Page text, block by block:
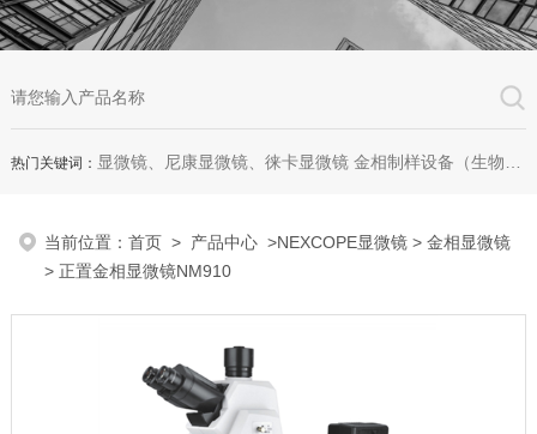
热门关键词： 显微镜、尼康显微镜、徕卡显微镜 金相制样设备（生物显微镜、金相显微镜、体视显微镜、工业显微镜、数码显微镜、荧光显微镜、显微成像系统、显微图像分析软件、显微镜配件等等
当前位置：首页 > 产品中心 >NEXCOPE显微镜 >金相显微镜
> 正置金相显微镜NM910